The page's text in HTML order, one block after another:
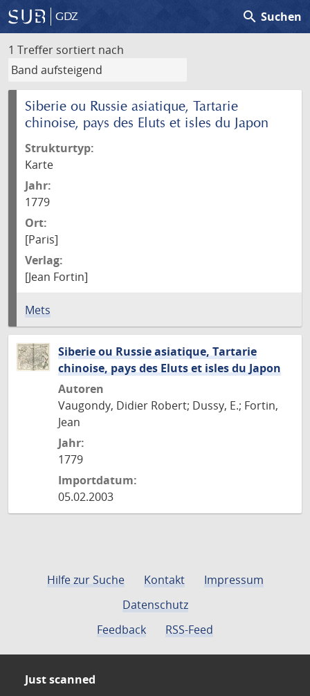
GDZ search Suchen
1 Treffer sortiert nach
Siberie ou Russie asiatique, Tartarie
chinoise, pays des Eluts et isles du Japon
Strukturtyp:
Karte
Jahr:
1779
Ort:
[Paris]
Verlag:
[Jean Fortin]
Mets
Siberie ou Russie asiatique, Tartarie
chinoise, pays des Eluts et isles du Japon
Autoren
Vaugondy, Didier Robert; Dussy, E.; Fortin,
Jean
Jahr:
1779
Importdatum:
05.02.2003
Hilfe zur Suche Kontakt
Impressum
Datenschutz
Feedback
RSS-Feed
Just scanned